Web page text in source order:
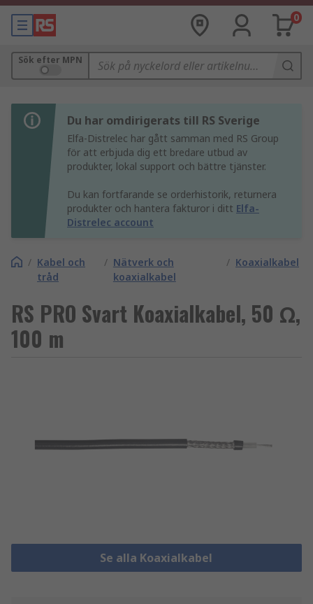
0
Sök efter MPN
Du har omdirigerats till RS Sverige
Elfa-Distrelec har gått samman med RS Group
för att erbjuda dig ett bredare utbud av
produkter, lokal support och bättre tjänster.
Du kan fortfarande se orderhistorik, returnera
produkter och hantera fakturor i ditt Elfa-
Distrelec account
/ Kabel och
tråd
/ Nätverk och
koaxialkabel
/ Koaxialkabel
RS PRO Svart Koaxialkabel, 50 Ω,
100 m
Se alla Koaxialkabel